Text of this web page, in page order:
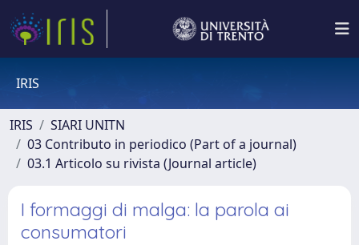
IRIS
IRIS
SIARI UNITN
03 Contributo in periodico (Part of a journal)
03.1 Articolo su rivista (Journal article)
I formaggi di malga: la parola ai
consumatori